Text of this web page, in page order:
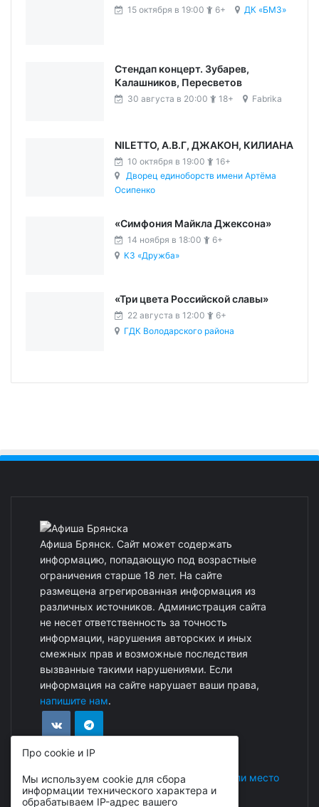
15 октября в 19:00 6+ ДК «БМЗ»
Стендап концерт. Зубарев,
Калашников, Пересветов
30 августа в 20:00 18+ Fabrika
NILETTO, А.В.Г, ДЖАКОН, КИЛИАНА
10 октября в 19:00
16+
Дворец единоборств имени Артёма
Осипенко
«Симфония Майкла Джексона»
14 ноября в 18:00
6+
КЗ «Дружба»
«Три цвета Российской славы»
22 августа в 12:00
6+
ГДК Володарского района
Афиша Брянск. Сайт может содержать
информацию, попадающую под возрастные
ограничения старше 18 лет. На сайте
размещена агрегированная информация из
различных источников. Администрация сайта
не несет ответственность за точность
информации, нарушения авторских и иных
смежных прав и возможные последствия
вызванные такими нарушениями. Если
информация на сайте нарушает ваши права,
напишите нам.
Реклама на сайте | Добавить событие или место
Про cookie и IP
Мы используем cookie для сбора
информации технического характера и
обрабатываем IP-адрес вашего